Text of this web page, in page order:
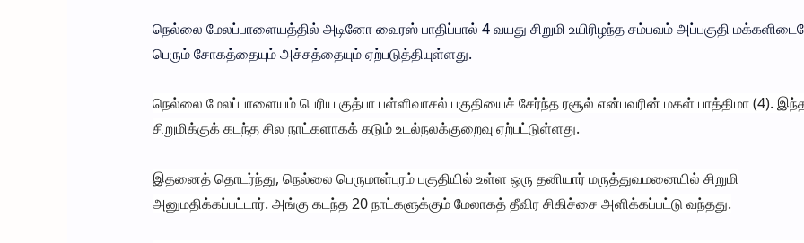
நெல்லை மேலப்பாளையத்தில் அடினோ வைரஸ் பாதிப்பால் 4 வயது சிறுமி உயிரிழந்த சம்பவம் அப்பகுதி
பெரும் சோகத்தையும் அச்சத்தையும் ஏற்படுத்தியுள்ளது.
நெல்லை மேலப்பாளையம் பெரிய குத்பா பள்ளிவாசல் பகுதியைச் சேர்ந்த ரசூல் என்பவரின் மகள் பாத்திமா (4).
சிறுமிக்குக் கடந்த சில நாட்களாகக் கடும் உடல்நலக்குறைவு ஏற்பட்டுள்ளது.
இதனைத் தொடர்ந்து, நெல்லை பெருமாள்புரம் பகுதியில் உள்ள ஒரு தனியார் மருத்துவமனையில் சிறுமி
அனுமதிக்கப்பட்டார். அங்கு கடந்த 20 நாட்களுக்கும் மேலாகத் தீவிர சிகிச்சை அளிக்கப்பட்டு வந்தது.